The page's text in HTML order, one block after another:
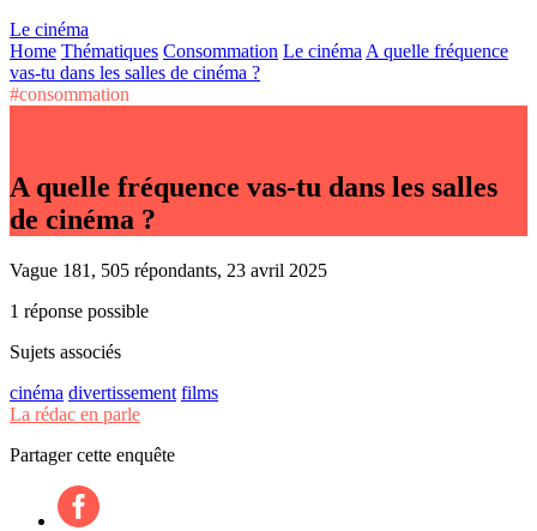
Le cinéma
Home Thématiques Consommation Le cinéma A quelle fréquence
vas-tu dans les salles de cinéma ?
#consommation
A quelle fréquence vas-tu dans les salles
de cinéma ?
Vague 181, 505 répondants, 23 avril 2025
1 réponse possible
Sujets associés
cinéma divertissement films
La rédac en parle
Partager cette enquête